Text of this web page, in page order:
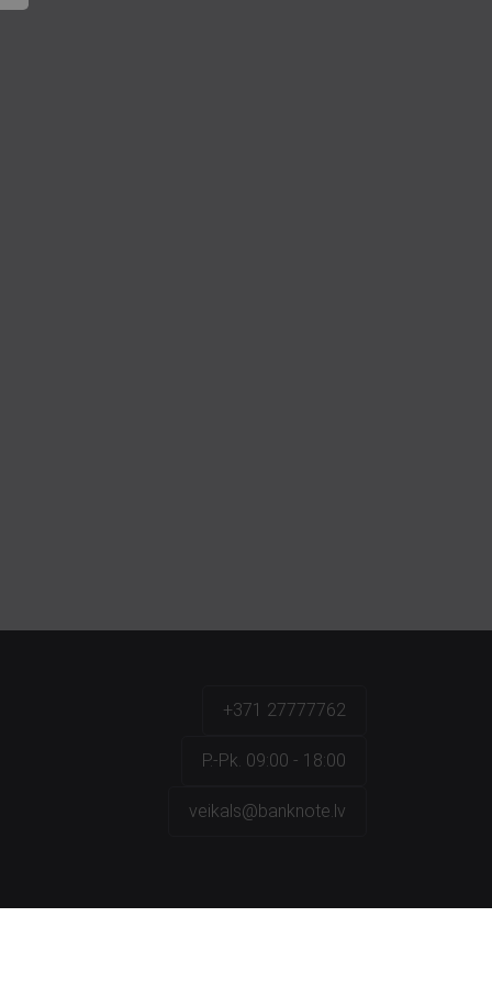
+371 27777762
P.-Pk. 09:00 - 18:00
veikals@banknote.lv